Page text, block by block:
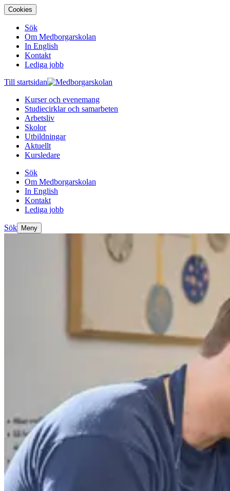
Cookies
Sök
Om Medborgarskolan
In English
Kontakt
Lediga jobb
Till startsidan
Kurser och evenemang
Studiecirklar och samarbeten
Arbetsliv
Skolor
Utbildningar
Aktuellt
Kursledare
Sök
Om Medborgarskolan
In English
Kontakt
Lediga jobb
Sök Meny